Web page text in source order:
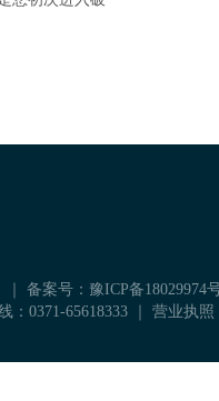
备案号：豫ICP备18029974
：0371-65618333 ｜ 营业执照